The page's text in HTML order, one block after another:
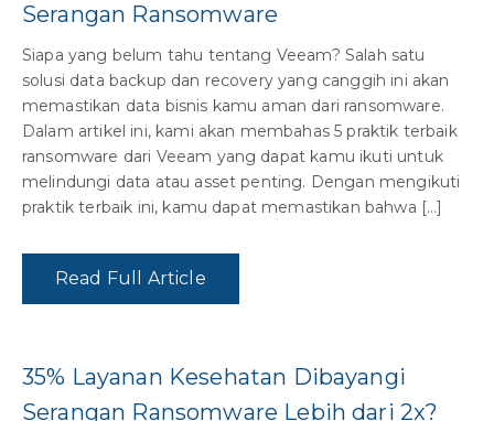
Serangan Ransomware
Siapa yang belum tahu tentang Veeam? Salah satu
solusi data backup dan recovery yang canggih ini akan
memastikan data bisnis kamu aman dari ransomware.
Dalam artikel ini, kami akan membahas 5 praktik terbaik
ransomware dari Veeam yang dapat kamu ikuti untuk
melindungi data atau asset penting. Dengan mengikuti
praktik terbaik ini, kamu dapat memastikan bahwa […]
Read Full Article
35% Layanan Kesehatan Dibayangi
Serangan Ransomware Lebih dari 2x?